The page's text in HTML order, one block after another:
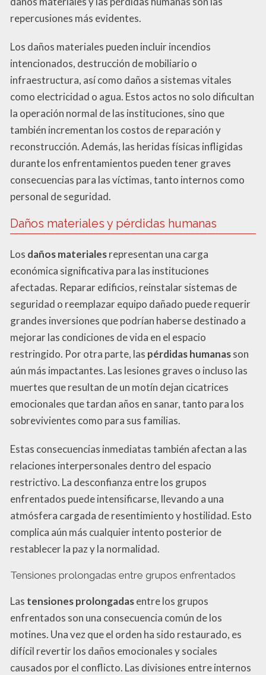
repercusiones más evidentes.
Los daños materiales pueden incluir incendios
intencionados, destrucción de mobiliario o
infraestructura, así como daños a sistemas vitales
como electricidad o agua. Estos actos no solo dificultan
la operación normal de las instituciones, sino que
también incrementan los costos de reparación y
reconstrucción. Además, las heridas físicas infligidas
durante los enfrentamientos pueden tener graves
consecuencias para las víctimas, tanto internos como
personal de seguridad.
Daños materiales y pérdidas humanas
Los daños materialesrepresentan una carga
económica significativa para las instituciones
afectadas. Reparar edificios, reinstalar sistemas de
seguridad o reemplazar equipo dañado puede requerir
grandes inversiones que podrían haberse destinado a
mejorar las condiciones de vida en el espacio
restringido. Por otra parte, las pérdidas humanasson
aún más impactantes. Las lesiones graves o incluso las
muertes que resultan de un motín dejan cicatrices
emocionales que tardan años en sanar, tanto para los
sobrevivientes como para sus familias.
Estas consecuencias inmediatas también afectan a las
relaciones interpersonales dentro del espacio
restrictivo. La desconfianza entre los grupos
enfrentados puede intensificarse, llevando a una
atmósfera cargada de resentimiento y hostilidad. Esto
complica aún más cualquier intento posterior de
restablecer la paz y la normalidad.
Tensiones prolongadas entre grupos enfrentados
Las tensiones prolongadasentre los grupos
enfrentados son una consecuencia común de los
motines. Una vez que el orden ha sido restaurado, es
difícil revertir los daños emocionales y sociales
causados por el conflicto. Las divisiones entre internos